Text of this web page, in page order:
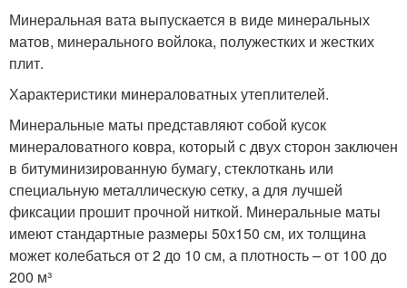
Минеральная вата выпускается в виде минеральных
матов, минерального войлока, полужестких и жестких
плит.
Характеристики минераловатных утеплителей.
Минеральные маты представляют собой кусок
минераловатного ковра, который с двух сторон заключен
в битуминизированную бумагу, стеклоткань или
специальную металлическую сетку, а для лучшей
фиксации прошит прочной ниткой. Минеральные маты
имеют стандартные размеры 50х150 см, их толщина
может колебаться от 2 до 10 см, а плотность – от 100 до
200 м³